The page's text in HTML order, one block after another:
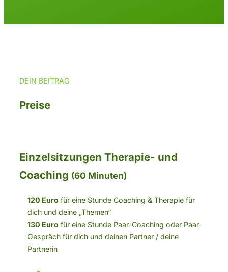
DEIN BEITRAG
Preise
Einzelsitzungen Therapie- und
Coaching (60 Minuten)
120 Euro für eine Stunde Coaching & Therapie für
dich und deine „Themen“
130 Euro für eine Stunde Paar-Coaching oder Paar-
Gespräch für dich und deinen Partner / deine
Partnerin